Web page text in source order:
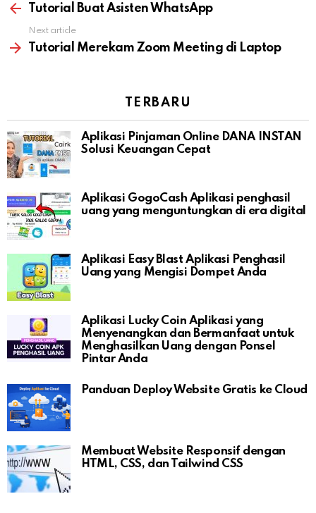
moreTutorial Buat Asisten WhatsApp
Next article
Tutorial Merekam Zoom Meeting di Laptop
TERBARU
Aplikasi Pinjaman Online DANA INSTAN
Solusi Keuangan Cepat
Aplikasi GogoCash Aplikasi penghasil
uang yang menguntungkan di era digital
Aplikasi Easy Blast Aplikasi Penghasil
Uang yang Mengisi Dompet Anda
Aplikasi Lucky Coin Aplikasi yang
Menyenangkan dan Bermanfaat untuk
Menghasilkan Uang dengan Ponsel
Pintar Anda
Panduan Deploy Website Gratis ke Cloud
Membuat Website Responsif dengan
HTML, CSS, dan Tailwind CSS